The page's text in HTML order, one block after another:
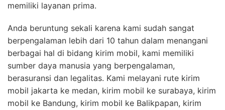
memiliki layanan prima.
Anda beruntung sekali karena kami sudah sangat
berpengalaman lebih dari 10 tahun dalam menangani
berbagai hal di bidang kirim mobil, kami memiliki
sumber daya manusia yang berpengalaman,
berasuransi dan legalitas. Kami melayani rute kirim
mobil jakarta ke medan, kirim mobil ke surabaya, kirim
mobil ke Bandung, kirim mobil ke Balikpapan, kirim